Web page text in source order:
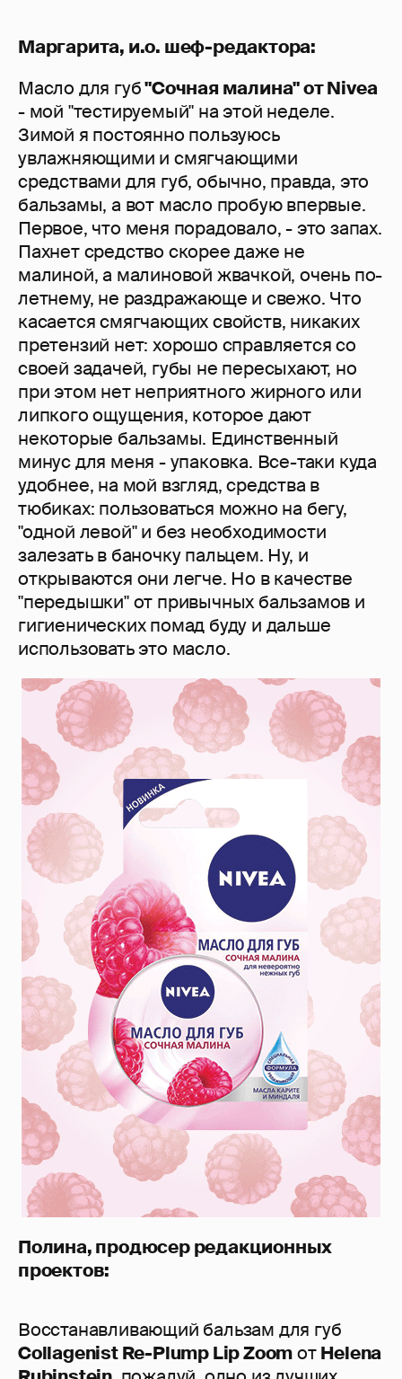
Маргарита, и.о. шеф-редактора:
Масло для губ"Сочная малина" отNivea
- мой "тестируемый" на этой неделе.
Зимой я постоянно пользуюсь
увлажняющими и смягчающими
средствами для губ, обычно, правда, это
бальзамы, а вот масло пробую впервые.
Первое, что меня порадовало, - это запах.
Пахнет средство скорее даже не
малиной, а малиновой жвачкой, очень по-
летнему, не раздражающе и свежо. Что
касается смягчающих свойств, никаких
претензий нет: хорошо справляется со
своей задачей, губы не пересыхают, но
при этом нет неприятного жирного или
липкого ощущения, которое дают
некоторые бальзамы. Единственный
минус для меня - упаковка. Все-таки куда
удобнее, на мой взгляд, средства в
тюбиках: пользоваться можно на бегу,
"одной левой" и без необходимости
залезать в баночку пальцем. Ну, и
открываются они легче. Но в качестве
"передышки" от привычных бальзамов и
гигиенических помад буду и дальше
использовать это масло.
Полина, продюсер редакционных
проектов:
Восстанавливающий бальзам для губ
Collagenist Re-Plump Lip ZoomотHelena